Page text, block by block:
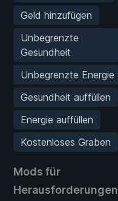
Geld hinzufügen
Unbegrenzte
Gesundheit
Unbegrenzte Energie
Gesundheit auffüllen
Energie auffüllen
Kostenloses Graben
Mods für
Herausforderungen